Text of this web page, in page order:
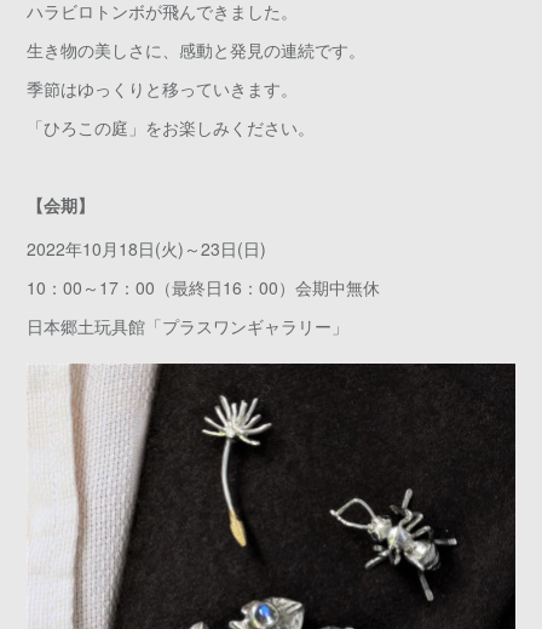
ハラビロトンボが飛んできました。
生き物の美しさに、感動と発見の連続です。
季節はゆっくりと移っていきます。
「ひろこの庭」をお楽しみください。
【会期】
2022年10月18日(火)～23日(日)
10：00～17：00（最終日16：00）会期中無休
日本郷土玩具館「プラスワンギャラリー」